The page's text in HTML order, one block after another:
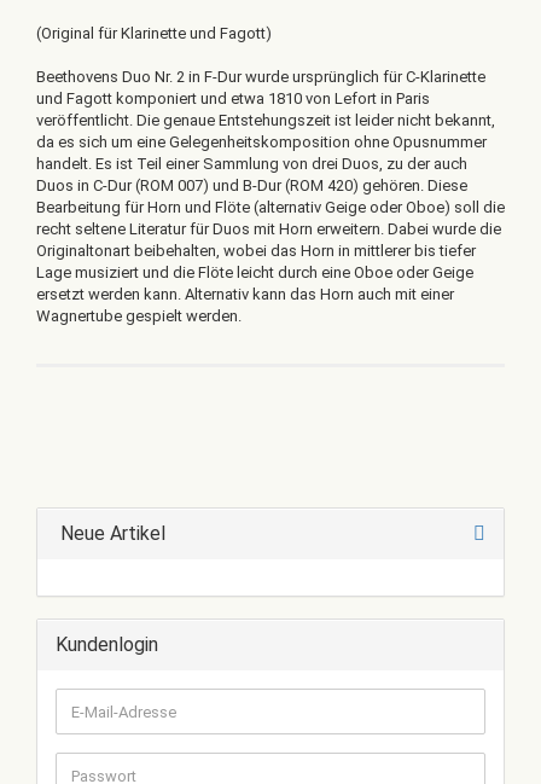
(Original für Klarinette und Fagott)
Beethovens Duo Nr. 2 in F-Dur wurde ursprünglich für C-Klarinette
und Fagott komponiert und etwa 1810 von Lefort in Paris
veröffentlicht. Die genaue Entstehungszeit ist leider nicht bekannt,
da es sich um eine Gelegenheitskomposition ohne Opusnummer
handelt. Es ist Teil einer Sammlung von drei Duos, zu der auch
Duos in C-Dur (ROM 007) und B-Dur (ROM 420) gehören. Diese
Bearbeitung für Horn und Flöte (alternativ Geige oder Oboe) soll die
recht seltene Literatur für Duos mit Horn erweitern. Dabei wurde die
Originaltonart beibehalten, wobei das Horn in mittlerer bis tiefer
Lage musiziert und die Flöte leicht durch eine Oboe oder Geige
ersetzt werden kann. Alternativ kann das Horn auch mit einer
Wagnertube gespielt werden.
Neue Artikel
Kundenlogin
E-
Mail-
Adresse
Passwort